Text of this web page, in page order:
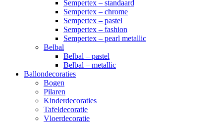
Sempertex – standaard
Sempertex – chrome
Sempertex – pastel
Sempertex – fashion
Sempertex – pearl metallic
Belbal
Belbal – pastel
Belbal – metallic
Ballondecoraties
Bogen
Pilaren
Kinderdecoraties
Tafeldecoratie
Vloerdecoratie